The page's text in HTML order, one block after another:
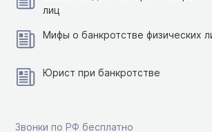
лиц
Мифы о банкротстве физических
Юрист при банкротстве
Звонки по РФ бесплатно